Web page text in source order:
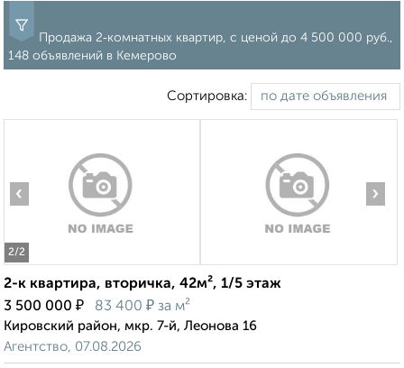
Продажа 2‑комнатных квартир, c ценой до 4 500 000 руб.,
148 объявлений в Кемерово
Сортировка:
2/2
‹ ›
2-к квартира, вторичка, 42м², 1/5 этаж
3 500 000 ₽ 83 400 ₽ за м²
Кировский район, мкр. 7-й, Леонова 16
Агентство, 07.08.2026